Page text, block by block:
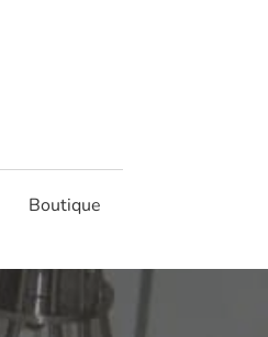
Boutique